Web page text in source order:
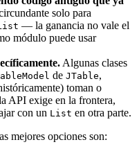
solo para
— la ganancia no vale el
módulo puede usar
Algunas clases
de JTable,
toman o
API exige en la frontera,
con un List en otra parte.
mejores opciones son: